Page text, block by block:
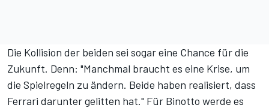
Die Kollision der beiden sei sogar eine Chance für die
Zukunft. Denn: "Manchmal braucht es eine Krise, um
die Spielregeln zu ändern. Beide haben realisiert, dass
Ferrari darunter gelitten hat." Für Binotto werde es